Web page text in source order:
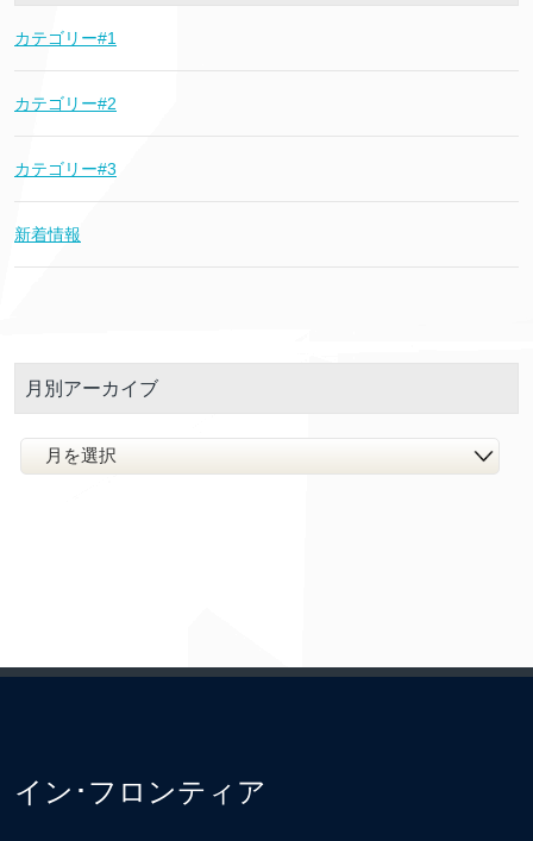
カテゴリー#1
カテゴリー#2
カテゴリー#3
新着情報
月別アーカイブ
イン･フロンティア